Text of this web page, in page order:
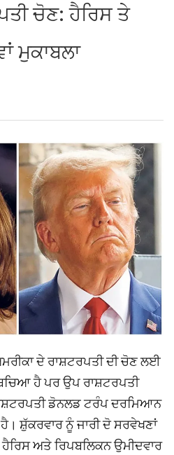
ਚੋਣ: ਹੈਰਿਸ ਤੇ
ਮੁਕਾਬਲਾ
ਦੇ ਰਾਸ਼ਟਰਪਤੀ ਦੀ ਚੋਣ ਲਈ
ਹੈ ਪਰ ਉਪ ਰਾਸ਼ਟਰਪਤੀ
ਡੋਨਲਡ ਟਰੰਪ ਦਰਮਿਆਨ
ਸ਼ੁੱਕਰਵਾਰ ਨੂੰ ਜਾਰੀ ਦੋ ਸਰਵੇਖਣਾਂ
ਅਤੇ ਰਿਪਬਲਿਕਨ ਉਮੀਦਵਾਰ